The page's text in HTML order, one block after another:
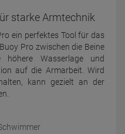
starke Armtechnik
ein perfektes Tool für das
Pro zwischen die Beine
Wasserlage und
auf die Armarbeit. Wird
kann gezielt an der